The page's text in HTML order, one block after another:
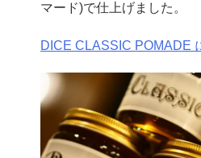
マード)で仕上げました。
DICE CLASSIC POMADE